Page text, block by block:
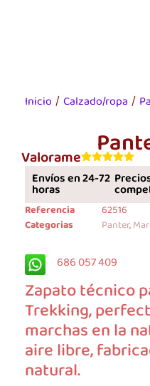
Inicio / Calzado/ropa /
Valorame
Envíos en 24-72
horas
Referencia
62516
Categorias
Panter,
686 057 409
Zapato técnico
Trekking,
marchas en la
aire libre,
natural.